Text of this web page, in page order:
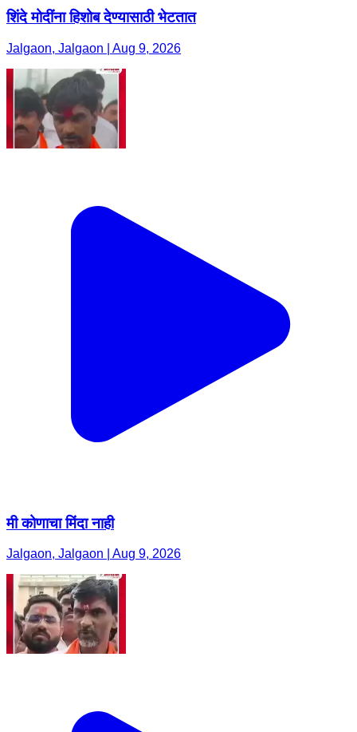
शिंदे मोदींना हिशोब देण्यासाठी भेटतात
Jalgaon, Jalgaon | Aug 9, 2026
मी कोणाचा मिंदा नाही
Jalgaon, Jalgaon | Aug 9, 2026